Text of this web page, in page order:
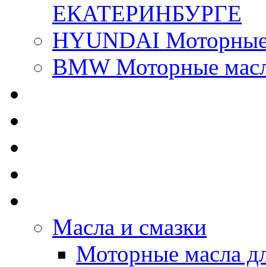
ЕКАТЕРИНБУРГЕ
HYUNDAI
BMW Моторные
Масла и смазки
Моторные масла